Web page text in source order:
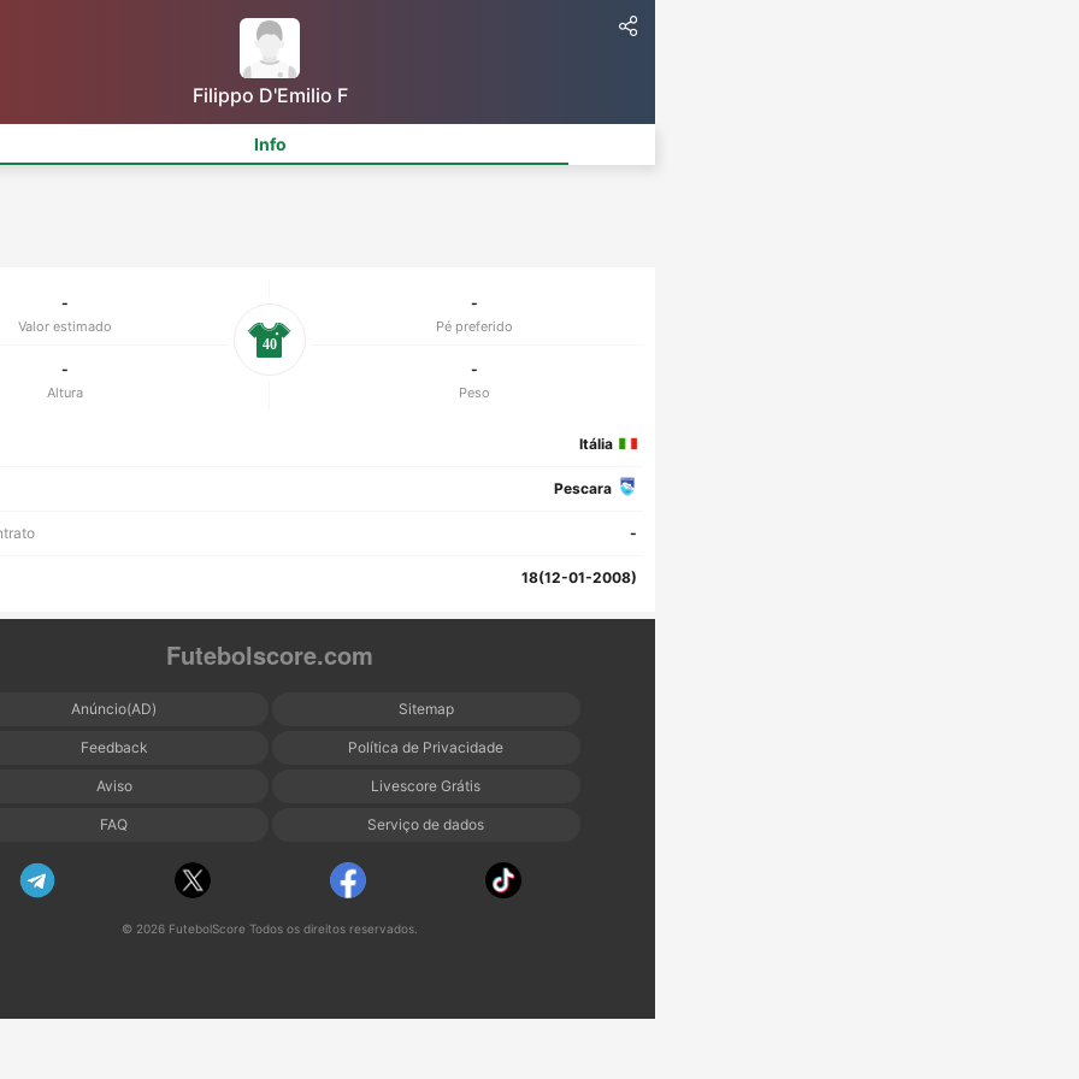
Filippo D'Emilio F
Info
-
Valor estimado
-
Pé preferido
-
Altura
-
Peso
40
Itália
Pescara
-
18(12-01-2008)
Futebolscore.com
Anúncio(AD) Sitemap
Feedback Política de Privacidade
Aviso Livescore Grátis
FAQ Serviço de dados
© 2026 FutebolScore Todos os direitos reservados.